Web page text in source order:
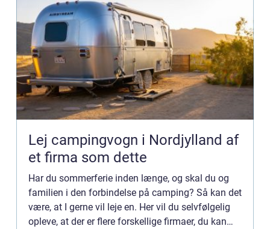
Lej campingvogn i Nordjylland af
et firma som dette
Har du sommerferie inden længe, og skal du og
familien i den forbindelse på camping? Så kan det
være, at I gerne vil leje en. Her vil du selvfølgelig
opleve, at der er flere forskellige firmaer, du kan